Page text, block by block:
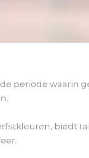
periode waarin
biedt